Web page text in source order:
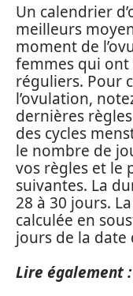
Un calendrier
meilleurs
moment de
femmes qui ont
réguliers. Pour
l’ovulation,
dernières
des cycles
le nombre de
vos règles et le
suivantes. La
28 à 30 jours.
calculée en
jours de la date
Lire également :